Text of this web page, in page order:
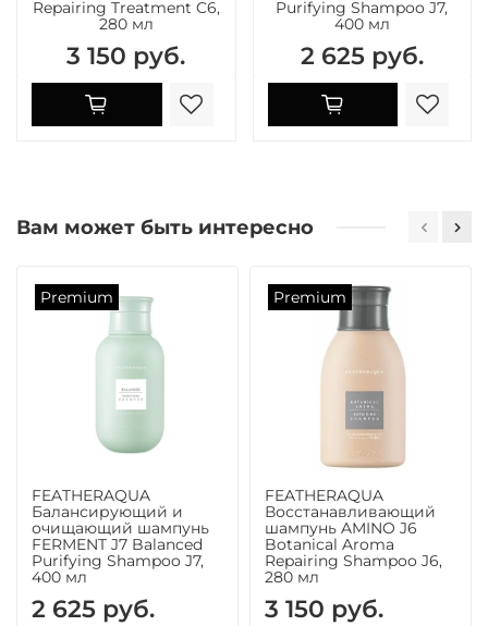
Repairing Treatment C6,
280 мл
3 150 руб.
Purifying Shampoo J7,
400 мл
2 625 руб.
Вам может быть интересно
Premium
FEATHERAQUA
Балансирующий и
очищающий шампунь
FERMENT J7 Balanced
Purifying Shampoo J7,
400 мл
2 625 руб.
Premium
FEATHERAQUA
Восстанавливающий
шампунь AMINO J6
Botanical Aroma
Repairing Shampoo J6,
280 мл
3 150 руб.